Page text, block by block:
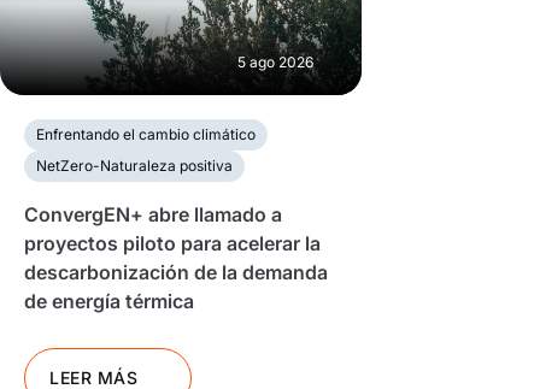
5 ago 2026
Enfrentando el cambio climático
NetZero-Naturaleza positiva
ConvergEN+ abre llamado a
proyectos piloto para acelerar la
descarbonización de la demanda
de energía térmica
LEER MÁS